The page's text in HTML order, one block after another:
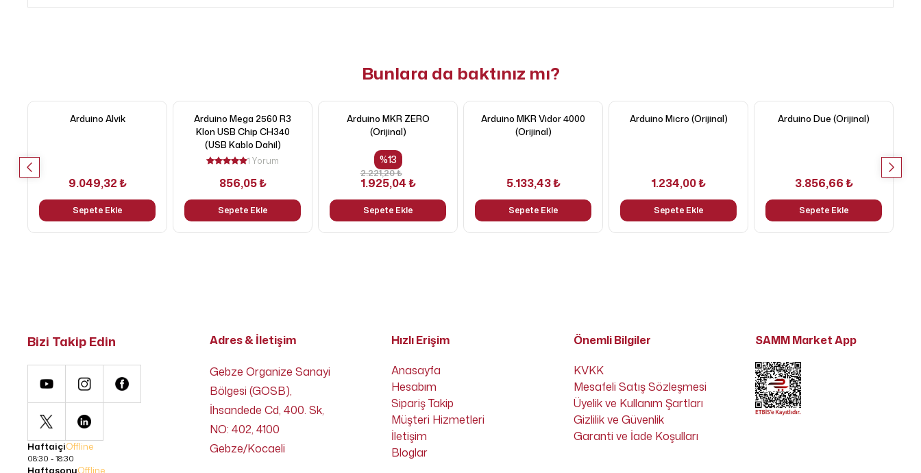
Bunlara da baktınız mı?
Arduino Alvik
9.049,32 ₺
Sepete Ekle
Arduino Mega 2560 R3
Klon USB Chip CH340
(USB Kablo Dahil)
1 Yorum
856,05 ₺
Sepete Ekle
Arduino MKR ZERO
(Orijinal)
%13
2.221,20 ₺
1.925,04 ₺
Sepete Ekle
Arduino MKR Vidor 4000
(Orijinal)
5.133,43 ₺
Sepete Ekle
Arduino Micro (Orijinal)
1.234,00 ₺
Sepete Ekle
Arduino Due (Orijinal)
3.856,66 ₺
Sepete Ekle
Bizi Takip Edin
HaftaiçiOffline
08:30 - 18:30
HaftasonuOffline
Adres & İletişim
Gebze Organize Sanayi
Bölgesi (GOSB),
İhsandede Cd, 400. Sk,
NO: 402, 4100
Gebze/Kocaeli
Hızlı Erişim
Anasayfa
Hesabım
Sipariş Takip
Müşteri Hizmetleri
İletişim
Bloglar
Önemli Bilgiler
KVKK
Mesafeli Satış Sözleşmesi
Üyelik ve Kullanım Şartları
Gizlilik ve Güvenlik
Garanti ve İade Koşulları
SAMM Market App